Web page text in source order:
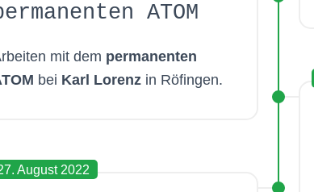
ATOM
mit dem permanenten
bei Karl Lorenz in Röfingen.
August 2022